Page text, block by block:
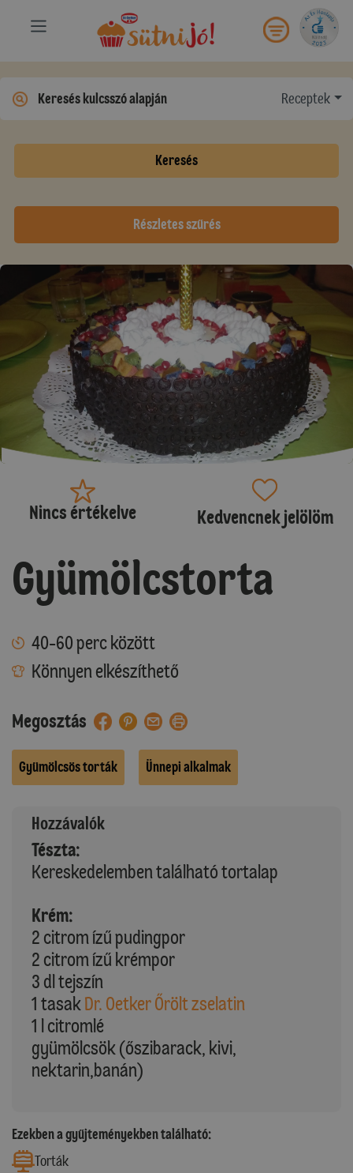
Receptek
Keresés
Részletes szűrés
Nincs értékelve Kedvencnek jelölöm
Gyümölcstorta
40-60 perc között
Könnyen elkészíthető
Megosztás
Gyümölcsös torták Ünnepi alkalmak
Hozzávalók
Tészta:
Kereskedelemben található tortalap
Krém:
2 citrom ízű pudingpor
2 citrom ízű krémpor
3 dl tejszín
1 tasak Dr. Oetker Őrölt zselatin
1 l citromlé
gyümölcsök (őszibarack, kivi,
nektarin,banán)
Ezekben a gyűjteményekben található:
Torták